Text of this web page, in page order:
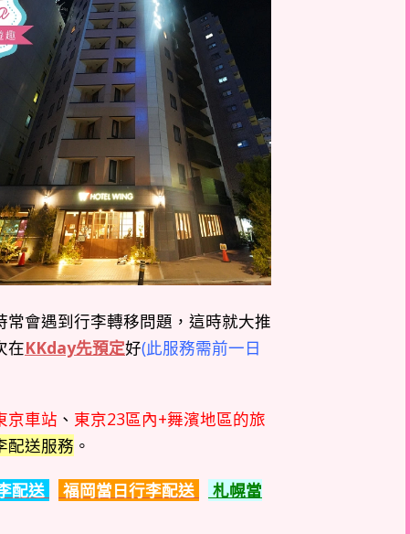
會遇到行李轉移問題，這時就大推
在KKday先預定好(此服務需前一日
京車站 、 東京23區內+舞濱地區的旅
配送服務 。
配送 福岡當日行李配送
札幌當